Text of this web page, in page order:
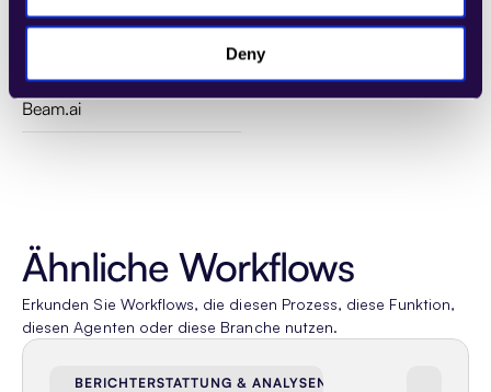
Deny
Kategorie
Erstellt von
Beam.ai
Ähnliche Workflows
Erkunden Sie Workflows, die diesen Prozess, diese Funktion,
diesen Agenten oder diese Branche nutzen.
BERICHTERSTATTUNG & ANALYSEN